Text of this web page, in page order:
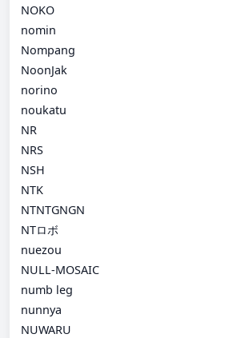
NOKO
nomin
Nompang
NoonJak
norino
noukatu
NR
NRS
NSH
NTK
NTNTGNGN
NTロボ
nuezou
NULL-MOSAIC
numb leg
nunnya
NUWARU